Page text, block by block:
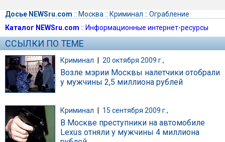
Досье NEWSru.com :: Москва :: Криминал :: Ограбление
Каталог NEWSru.com :: Информационные интернет-ресурсы
ССЫЛКИ ПО ТЕМЕ
Криминал | 20 октября 2009 г.,
Возле мэрии Москвы налетчики отобрали
у мужчины 2,5 миллиона рублей
Криминал 15 сентября 2009 г.,
В Москве преступники на автомобиле
Lexus отняли у мужчины 4 миллиона